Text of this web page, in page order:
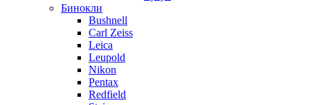
Бинокли
Bushnell
Carl Zeiss
Leica
Leupold
Nikon
Pentax
Redfield